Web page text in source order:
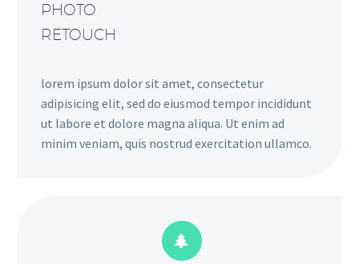
PHOTO
RETOUCH
lorem ipsum dolor sit amet, consectetur
adipisicing elit, sed do eiusmod tempor incididunt
ut labore et dolore magna aliqua. Ut enim ad
minim veniam, quis nostrud exercitation ullamco.

